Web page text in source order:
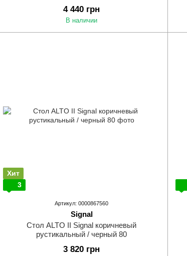
4 440 грн
В наличии
Хит
3
Артикул: 0000867560
Signal
Стол ALTO II Signal коричневый
рустикальный / черный 80
3 820 грн